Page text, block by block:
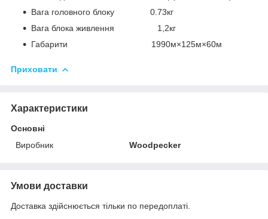
Вага головного блоку 0.73кг
Вага блока живлення 1,2кг
Габарити 1990м×125м×60м
Приховати
Характеристики
Основні
Виробник
Woodpecker
Умови доставки
Доставка здійснюється тільки по передоплаті.